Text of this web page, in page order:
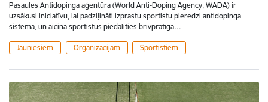
Pasaules Antidopinga aģentūra (World Anti-Doping Agency, WADA) ir
uzsākusi iniciatīvu, lai padziļināti izprastu sportistu pieredzi antidopinga
sistēmā, un aicina sportistus piedalīties brīvprātīgā…
Jauniešiem Organizācijām Sportistiem